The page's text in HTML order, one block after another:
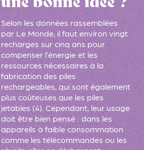
Selon les données rassemblées
par Le Monde, il faut environ vingt
recharges sur cinq ans pour
compenser l’énergie et les
ressources nécessaires à la
fabrication des piles
rechargeables, qui sont également
plus coûteuses que les piles
jetables (4). Cependant, leur usage
doit être bien pensé : dans les
appareils à faible consommation
comme les télécommandes ou les